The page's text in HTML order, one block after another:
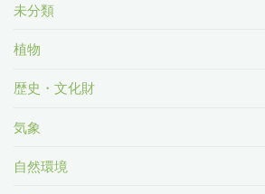
未分類
植物
歴史・文化財
気象
自然環境